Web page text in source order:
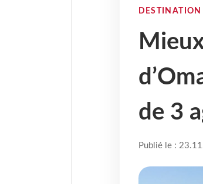
DESTINATION
de 3
Publié le :